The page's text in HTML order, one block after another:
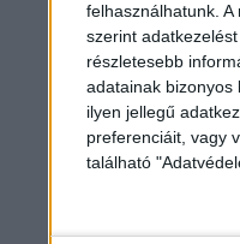
felhasználhatunk.
szerint
részletesebb
adatainak bizonyos
ilyen jellegű
preferenciáit, vagy
található